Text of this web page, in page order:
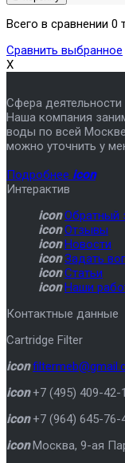
Всего в сравнении 0
Сравнить выбранное
X
Сфера деятельности
Наша компания
воды по всей
можно уточнить у
Подробнее icon
Интерактив
icon Обратный
icon Отзывы
icon Новости
icon Задать
icon Статьи
icon Наши
Контактные данные
Cartridge Filter
icon
icon +7 (495) 409-42-
icon +7 (964) 645-76-
icon Москва, 9-ая